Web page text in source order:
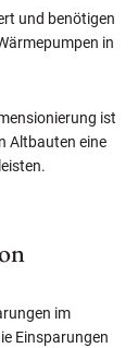
und benötigen
in
ist
Altbauten eine
im
Einsparungen